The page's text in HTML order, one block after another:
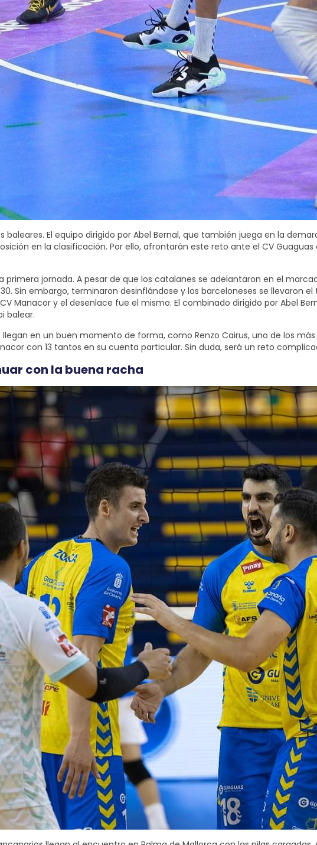
El equipo dirigido por Abel Bernal, que también juega en la
en la clasificación. Por ello, afrontarán este reto ante el CV
primera jornada. A pesar de que los catalanes se adelantaron en el
Sin embargo, terminaron desinflándose y los barceloneses se llevaron
Manacor y el desenlace fue el mismo. El combinado dirigido por Abel
balear.
llegan en un buen momento de forma, como Renzo Cairus, uno de los
con 13 tantos en su cuenta particular. Sin duda, será un reto
con la buena racha